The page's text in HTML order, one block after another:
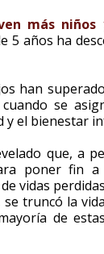
más niños
5 años ha
han
se
y el bienestar
que, a
poner fin a
vidas
truncó la
de